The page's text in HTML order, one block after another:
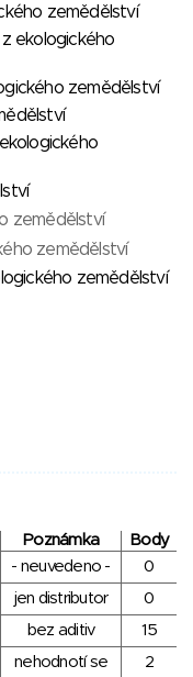
zemědělství
ekologického
zemědělství
zemědělství
zemědělství
zemědělství
Poznámka
Body
- neuvedeno -
0
jen distributor
0
bez aditiv
15
nehodnotí se
2